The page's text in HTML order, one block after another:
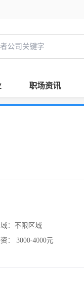
职场资讯
： 不限区域
：
3000-4000元